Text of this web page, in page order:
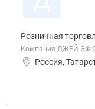
Розничная
Компания ДЖЕЙ ЭФ
Россия,